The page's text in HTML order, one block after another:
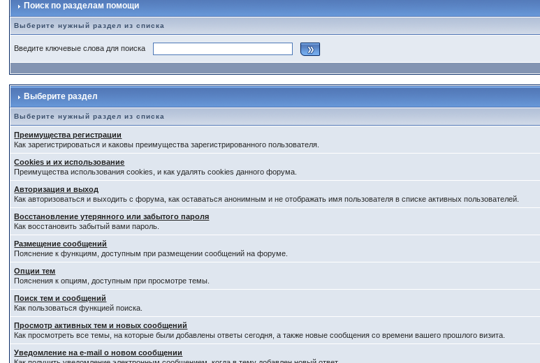
Поиск по разделам помощи
Выберите нужный раздел из списка
Введите ключевые слова для поиска
Выберите раздел
Выберите нужный раздел из списка
Преимущества регистрации
Как зарегистрироваться и каковы преимущества зарегистрированного пользователя.
Cookies и их использование
Преимущества использования cookies, и как удалять cookies данного форума.
Авторизация и выход
Как авторизоваться и выходить с форума, как оставаться анонимным и не отображать имя пользователя в списке активных пользователей.
Восстановление утерянного или забытого пароля
Как восстановить забытый вами пароль.
Размещение сообщений
Пояснение к функциям, доступным при размещении сообщений на форуме.
Опции тем
Пояснения к опциям, доступным при просмотре темы.
Поиск тем и сообщений
Как пользоваться функцией поиска.
Просмотр активных тем и новых сообщений
Как просмотреть все темы, на которые были добавлены ответы сегодня, а также новые сообщения со времени вашего прошлого визита.
Уведомление на е-mail о новом сообщении